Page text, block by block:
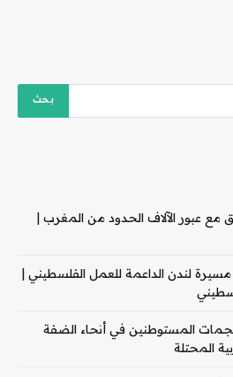
مع عبور الآلاف الحدود من المغرب |
لندن الداعمة للعمل الفلسطيني |
المستوطنين في أنحاء الضفة
المحتلة